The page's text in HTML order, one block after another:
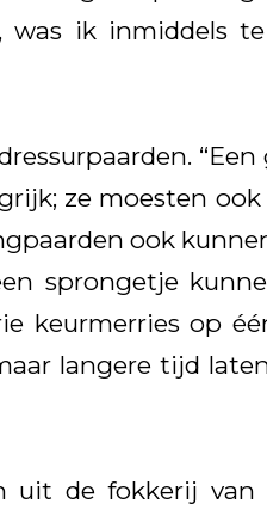
was ik inmiddels
ze moesten
ook
sprongetje
keurmerries op
langere tijd
uit de fokkerij